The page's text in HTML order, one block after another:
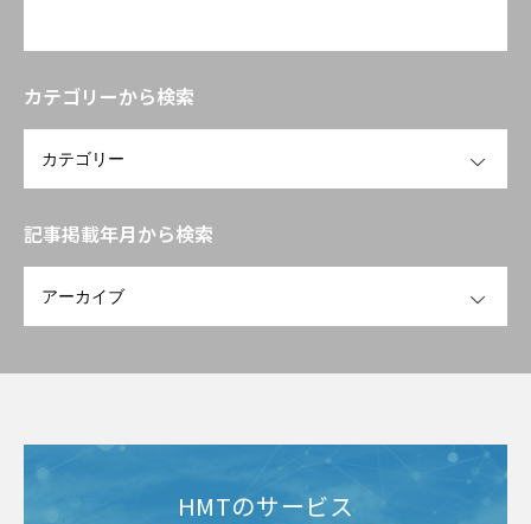
カテゴリーから検索
OPEN
記事掲載年月から検索
OPEN
HMTのサービス